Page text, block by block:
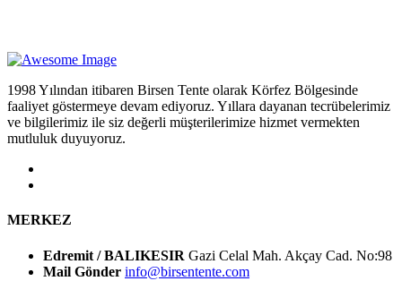
1998 Yılından itibaren Birsen Tente olarak Körfez Bölgesinde
faaliyet göstermeye devam ediyoruz. Yıllara dayanan tecrübelerimiz
ve bilgilerimiz ile siz değerli müşterilerimize hizmet vermekten
mutluluk duyuyoruz.
MERKEZ
Edremit / BALIKESIR Gazi Celal Mah. Akçay Cad. No:98
Mail Gönder info@birsentente.com